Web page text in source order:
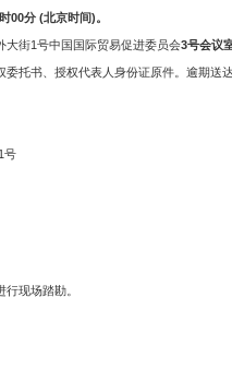
00分 (北京时间)。
大街1号中国国际贸易促进委员会3号会议
托书、授权代表人身份证原件。逾期送
号
现场踏勘。